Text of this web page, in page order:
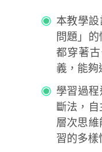
本教學
問題」
都穿著
義，能夠
學習過
斷法，
層次思
習的多樣